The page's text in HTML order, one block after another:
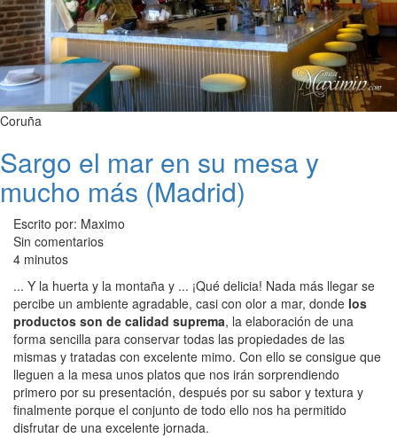
Coruña
Sargo el mar en su mesa y
mucho más (Madrid)
Escrito por: Maximo
Sin comentarios
4 minutos
... Y la huerta y la montaña y ... ¡Qué delicia! Nada más llegar se
percibe un ambiente agradable, casi con olor a mar, donde los
productos son de calidad suprema, la elaboración de una
forma sencilla para conservar todas las propiedades de las
mismas y tratadas con excelente mimo. Con ello se consigue que
lleguen a la mesa unos platos que nos irán sorprendiendo
primero por su presentación, después por su sabor y textura y
finalmente porque el conjunto de todo ello nos ha permitido
disfrutar de una excelente jornada.